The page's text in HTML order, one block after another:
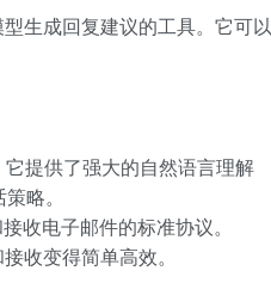
生成回复建议的工具。它可以
提供了强大的自然语言理解
略。
收电子邮件的标准协议。
收变得简单高效。